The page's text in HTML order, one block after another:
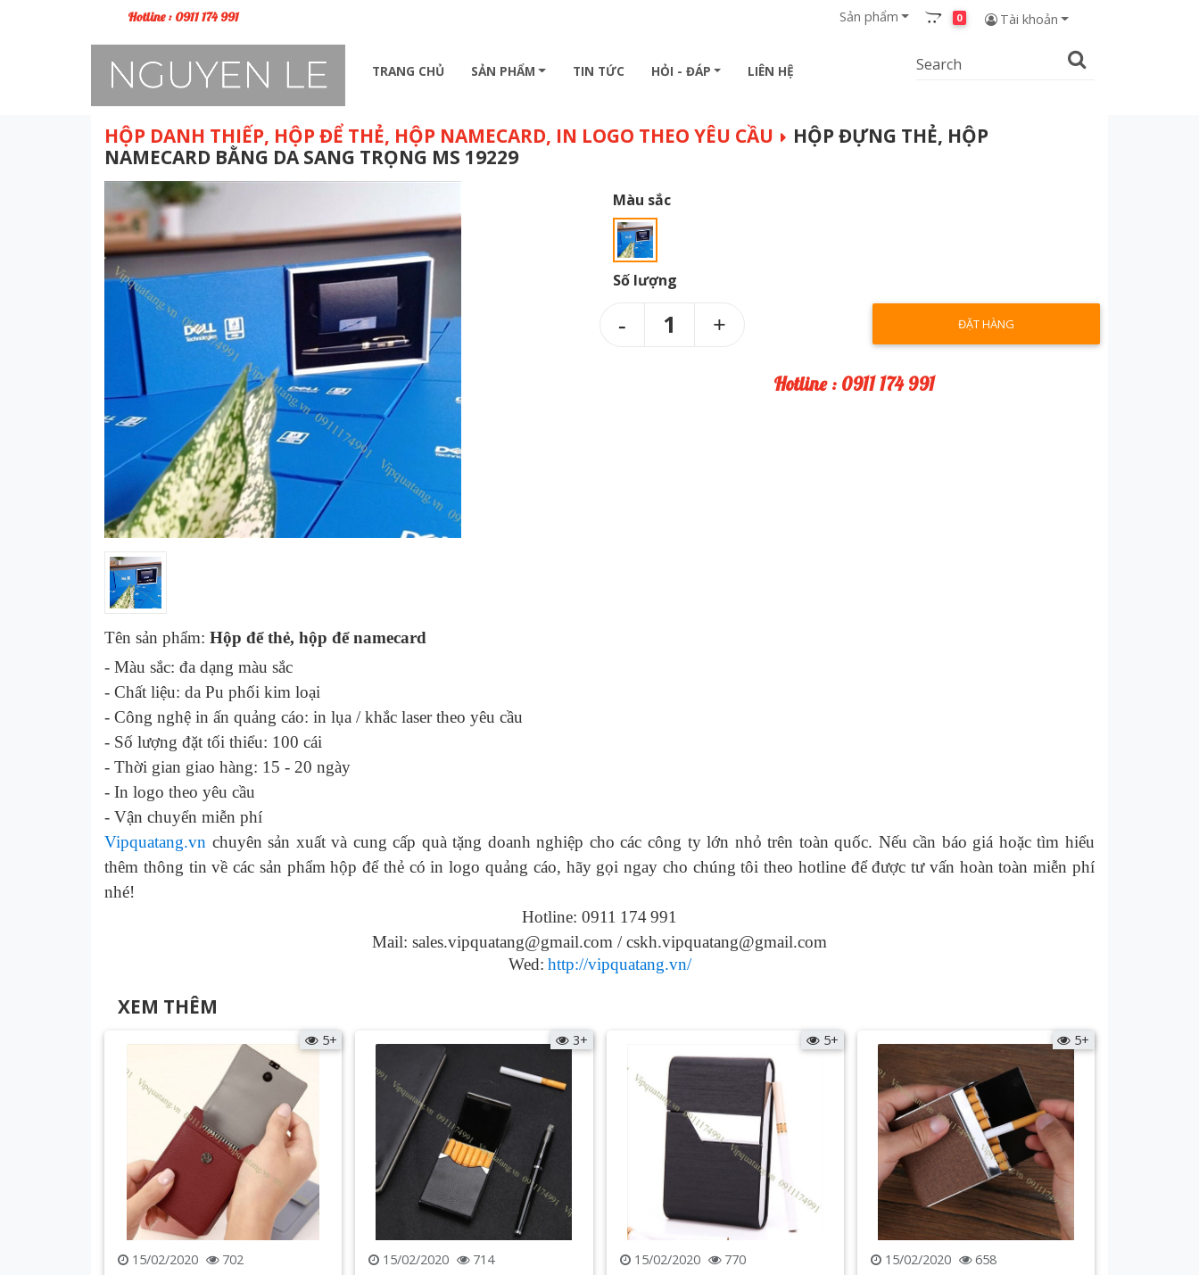
Hotline : 0911 174 991 Sản phẩm 0 Tài khoản
TRANG CHỦ SẢN PHẨM TIN TỨC HỎI - ĐÁP LIÊN HỆ
HỘP DANH THIẾP, HỘP ĐỂ THẺ, HỘP NAMECARD, IN LOGO THEO YÊU CẦU
HỘP ĐỰNG THẺ, HỘP
NAMECARD BẰNG DA SANG TRỌNG MS 19229
Màu sắc
Số lượng
1 ĐẶT HÀNG
Hotline : 0911 174 991
Tên sản phẩm: Hộp để thẻ, hộp để namecard
- Màu sắc: đa dạng màu sắc
- Chất liệu: da Pu phối kim loại
- Công nghệ in ấn quảng cáo: in lụa / khắc laser theo yêu cầu
- Số lượng đặt tối thiểu: 100 cái
- Thời gian giao hàng: 1 5 - 20 ngày
- In logo theo yêu cầu
- Vận chuyển miễn phí
Vipquatang.vn chuyên sản xuất và cung cấp quà tặng doanh nghiệp cho các công ty lớn nhỏ trên toàn quốc. Nếu cần báo giá hoặc tìm hiểu
thêm thông tin về các sản phẩm hộp để thẻ có in logo quảng cáo, hãy gọi ngay cho chúng tôi theo hotline để được tư vấn hoàn toàn miễn phí
nhé!
Hotline: 0911 174991
Mail: sales.vipquatang@gmail.com / cskh.vipquatang@gmail.com
Wed: http://vipquatang.vn/
XEM THÊM
5+
15/02/2020 702
3+
15/02/2020 714
5+
15/02/2020 770
5+
15/02/2020 658